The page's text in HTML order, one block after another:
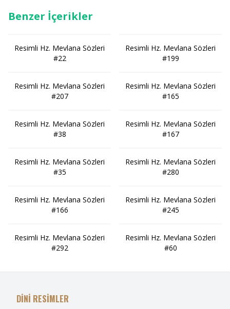
Benzer İçerikler
Resimli Hz. Mevlana Sözleri
#22
Resimli Hz. Mevlana Sözleri
#207
Resimli Hz. Mevlana Sözleri
#38
Resimli Hz. Mevlana Sözleri
#35
Resimli Hz. Mevlana Sözleri
#166
Resimli Hz. Mevlana Sözleri
#292
Resimli Hz. Mevlana Sözleri
#199
Resimli Hz. Mevlana Sözleri
#165
Resimli Hz. Mevlana Sözleri
#167
Resimli Hz. Mevlana Sözleri
#280
Resimli Hz. Mevlana Sözleri
#245
Resimli Hz. Mevlana Sözleri
#60
DİNİ RESİMLER